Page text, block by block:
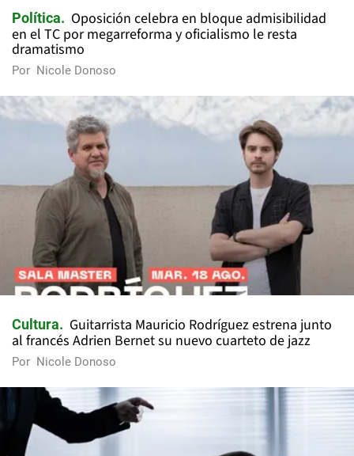
Política
Oposición celebra en bloque admisibilidad
en el TC por megarreforma y oficialismo le resta
dramatismo
Por Nicole Donoso
Cultura
Guitarrista Mauricio Rodríguez estrena junto
al francés Adrien Bernet su nuevo cuarteto de jazz
Por Nicole Donoso